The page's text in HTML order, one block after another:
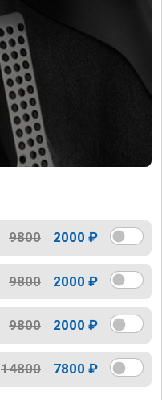
9800 2000 ₽
9800 2000 ₽
9800 2000 ₽
14800 7800 ₽